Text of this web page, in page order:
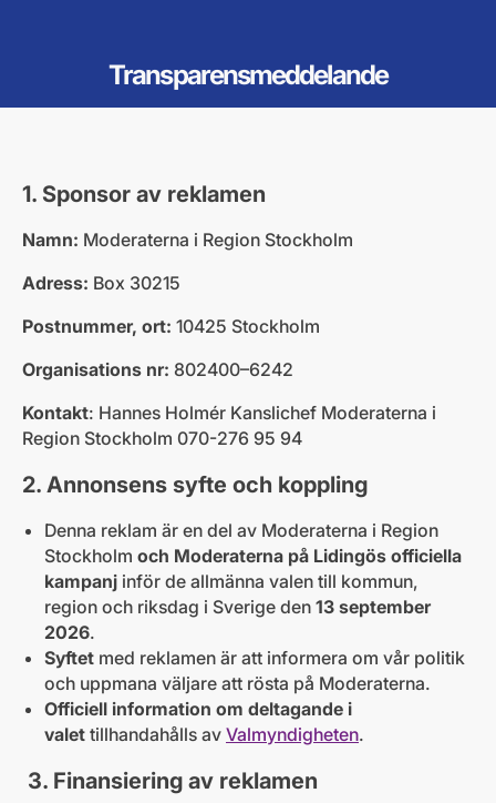
Transparensmeddelande
1. Sponsor av reklamen
Namn: Moderaterna i Region Stockholm
Adress: Box 30215
Postnummer, ort: 10425 Stockholm
Organisations nr: 802400–6242
Kontakt: Hannes Holmér Kanslichef Moderaterna i
Region Stockholm 070-276 95 94
2. Annonsens syfte och koppling
Denna reklam är en del av Moderaterna i Region
Stockholm och Moderaterna på Lidingös officiella
kampanj inför de allmänna valen till kommun,
region och riksdag i Sverige den 13 september
2026.
Syftet med reklamen är att informera om vår politik
och uppmana väljare att rösta på Moderaterna.
Officiell information om deltagande i
valet tillhandahålls av Valmyndigheten.
3. Finansiering av reklamen